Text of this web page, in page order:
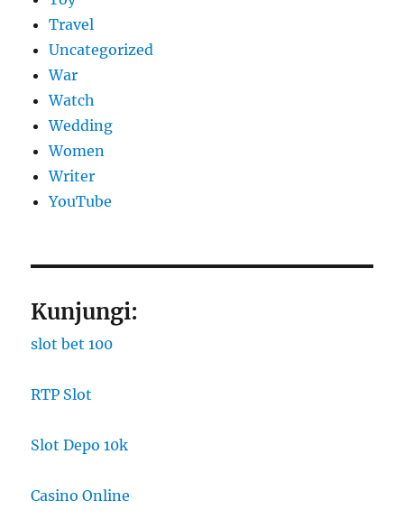
Travel
Uncategorized
War
Watch
Wedding
Women
Writer
YouTube
Kunjungi:
slot bet 100
RTP Slot
Slot Depo 10k
Casino Online